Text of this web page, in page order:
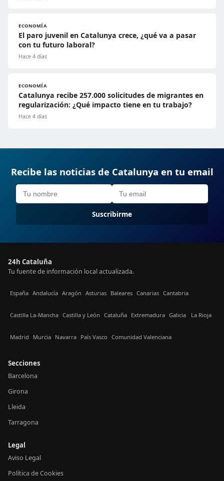
ECONOMÍA
El paro juvenil en Catalunya crece, ¿qué va a pasar
con tu futuro laboral?
Hace 4 días
ECONOMÍA
Catalunya recibe 257.000 solicitudes de migrantes en
regularización: ¿Qué impacto tiene en tu trabajo?
Hace 4 días
Recibe las noticias de Catalunya en tu email
Suscribirme
24h Cataluña
Tu fuente de información local actualizada.
España Andalucía Aragón Asturias Baleares Canarias Cantabria
Castilla La-Mancha Castilla y León Cataluña Extremadura Galicia La Rioja
Madrid Murcia Navarra País Vasco Comunidad Valenciana
Secciones
Barcelona
Girona
Lleida
Tarragona
Legal
Aviso Legal
Política de Cookies